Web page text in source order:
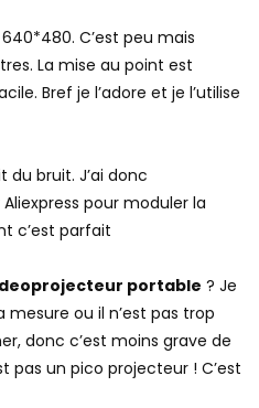
C’est peu mais
La mise au point est
Bref je l’adore et je l’utilise
bruit. J’ai donc
pour moduler la
c’est parfait
portable ? Je
mesure ou il n’est pas trop
donc c’est moins grave de
pas un pico projecteur ! C’est